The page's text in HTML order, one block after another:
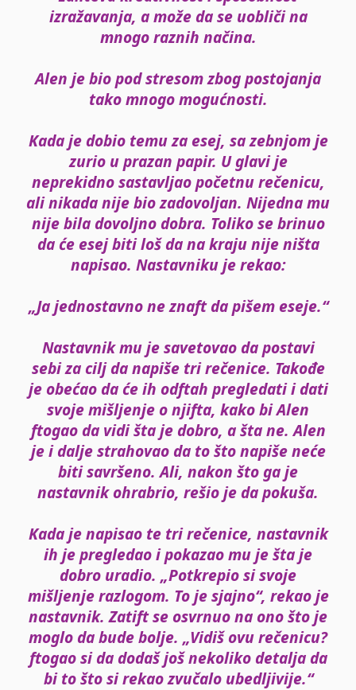
izražavanja, a može da se uobliči na
mnogo raznih načina.
Alen je bio pod stresom zbog postojanja
tako mnogo mogućnosti.
Kada je dobio temu za esej, sa zebnjom je
zurio u prazan papir. U glavi je
neprekidno sastavljao početnu rečenicu,
ali nikada nije bio zadovoljan. Nijedna mu
nije bila dovoljno dobra. Toliko se brinuo
daće esejbiti loš da na kraju nije ništa
napisao. Nastavniku je rekao:
„Ja jednostavno ne znaft da pišem eseje.“
Nastavnik mu je savetovao da postavi
sebi za cilj da napiše trirečenice. Takođe
je obećao da će ih odftah pregledati i dati
svoje mišljenje o njifta, kako bi Alen
ftogao da vidi šta je dobro, a šta ne. Alen
je i dalje strahovao da to što napiše neće
bitisavršeno. Ali, nakon što ga je
nastavnik ohrabrio, rešio je da pokuša.
Kada je napisao te tri rečenice, nastavnik
ih jepregledaoi pokazao mu je šta je
dobro uradio. „Potkrepio si svoje
mišljenje razlogom. To je sjajno“, rekao je
nastavnik. Zatift se osvrnuo na onošto je
mogloda bude bolje. „Vidiš ovu rečenicu?
ftogao si da dodašjoš nekoliko detalja da
bi to što si rekao zvučalo ubedljivije.“